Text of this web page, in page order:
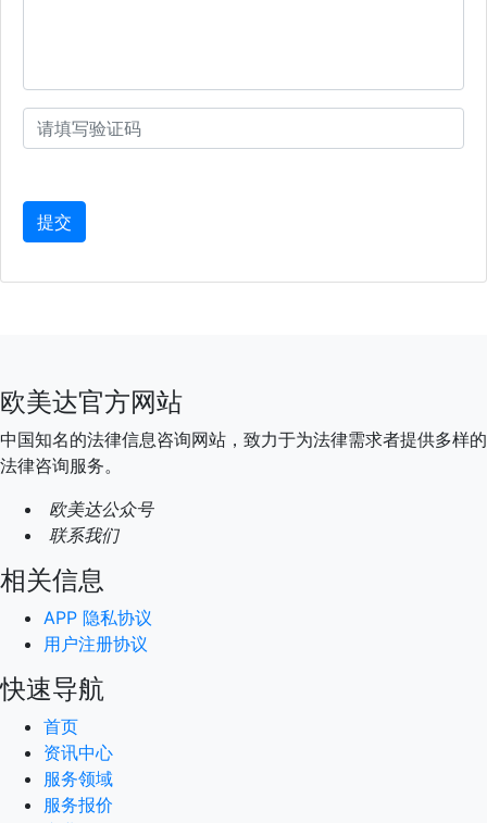
欧美达官方网站
中国知名的法律信息咨询网站，致力于为法律需求者提供多样的
法律咨询服务。
欧美达公众号
联系我们
相关信息
APP 隐私协议
用户注册协议
快速导航
首页
资讯中心
服务领域
服务报价